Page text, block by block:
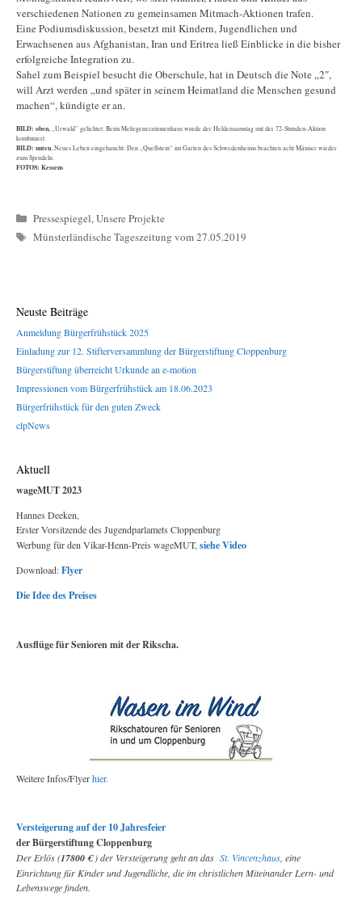
verschiedenen Nationen zu gemeinsamen Mitmach-Aktionen trafen.
Eine Podiumsdiskussion, besetzt mit Kindern, Jugendlichen und
Erwachsenen aus Afghanistan, Iran und Eritrea ließ Einblicke in die bisher
erfolgreiche Integration zu.
Sahel zum Beispiel besucht die Oberschule, hat in Deutsch die Note „2″,
will Arzt werden „und später in seinem Heimatland die Menschen gesund
machen“, kündigte er an.
BILD: oben, „Urwald” gelichtet: Beim Mehrgenerationenhaus wurde der Heldensamstag mit der 72-Stunden-Aktion
kombiniert.
BILD: unten , Neues Leben eingehaucht: Den „Quellstein“ im Garten des Schwedenheims brachten acht Männer wieder
zum Sprudeln.
FOTOS: Kessens
Kategorien
Pressespiegel,Unsere Projekte
Schlagwörter
Münsterländische Tageszeitung vom 27.05.2019
Neuste Beiträge
Anmeldung Bürgerfrühstück 2025
Einladung zur 12. Stifterversammlung der Bürgerstiftung Cloppenburg
Bürgerstiftung überreicht Urkunde an e-motion
Impressionen vom Bürgerfrühstück am 18.06.2023
Bürgerfrühstück für den guten Zweck
clpNews
Aktuell
wageMUT 2023
Hannes Deeken,
Erster Vorsitzende des Jugendparlamets Cloppenburg
Werbung für den Vikar-Henn-Preis wageMUT, siehe Video
Download:Flyer
Die Idee des Preises
Ausflüge für Senioren mit der Rikscha.
Weitere Infos/Flyerhier.
Versteigerung auf der 10 Jahresfeier
der Bürgerstiftung Cloppenburg
Der Erlös (17800 €) der Versteigerung geht an das St. Vincenzhaus , eine
Einrichtung für Kinder und Jugendliche, die im christlichen Miteinander Lern- und
Lebenswege finden.